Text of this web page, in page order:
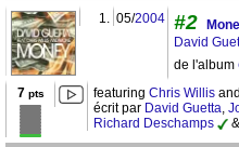
1. 05/2004 #2
David
de l'album
7 pts featuring Chris Willis
écrit par David Guetta,
Richard Deschamps
&